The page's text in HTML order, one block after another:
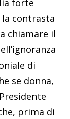
forte
contrasta
chiamare il
di
se donna,
prima di